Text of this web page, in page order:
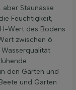
Staunässe
Feuchtigkeit,
Wert des Bodens
zwischen 6
den Garten und
und Gärten